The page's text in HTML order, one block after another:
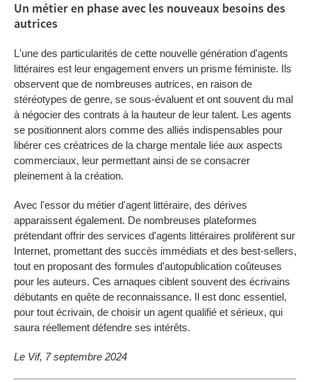
Un métier en phase avec les nouveaux besoins des
autrices
L'une des particularités de cette nouvelle génération d'agents
littéraires est leur engagement envers un prisme féministe. Ils
observent que de nombreuses autrices, en raison de
stéréotypes de genre, se sous-évaluent et ont souvent du mal
à négocier des contrats à la hauteur de leur talent. Les agents
se positionnent alors comme des alliés indispensables pour
libérer ces créatrices de la charge mentale liée aux aspects
commerciaux, leur permettant ainsi de se consacrer
pleinement à la création.
Avec l'essor du métier d'agent littéraire, des dérives
apparaissent également. De nombreuses plateformes
prétendant offrir des services d'agents littéraires prolifèrent sur
Internet, promettant des succès immédiats et des best-sellers,
tout en proposant des formules d'autopublication coûteuses
pour les auteurs. Ces arnaques ciblent souvent des écrivains
débutants en quête de reconnaissance. Il est donc essentiel,
pour tout écrivain, de choisir un agent qualifié et sérieux, qui
saura réellement défendre ses intérêts.
Le Vif, 7 septembre 2024